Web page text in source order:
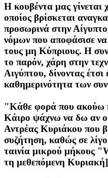
Η κουβέντα μας γίνεται
οποίος βρίσκεται
προσωρινά στην
νόμων που αποφάσισε να
τους μη Κύπριους. Η
το παρόν, χάρη στην
Αιγύπτου, δίνοντας
καθημερινότητα των
"Κάθε φορά που ακούω
Κάιρο ψάχνω να δω αν ο
Αντρέας Κυριάκου που
συζήτηση, καθώς σε
ταινία μικρού μήκους
τη μεθεπόμενη